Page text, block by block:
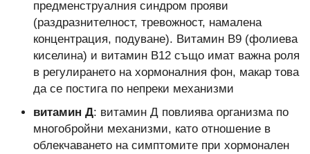
предменструалния синдром прояви
(раздразнителност, тревожност, намалена
концентрация, подуване). Витамин В9 (фолиева
киселина) и витамин В12 също имат важна роля
в регулирането на хормоналния фон, макар това
да се постига по непреки механизми
витамин Д: витамин Д повлиява организма по
многобройни механизми, като отношение в
облекчаването на симптомите при хормонален